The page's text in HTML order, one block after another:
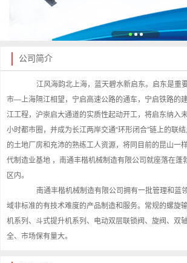
公司简介
江风海韵北上海，蓝天碧水新启东。启东是重
市—上海隔江相望，宁启高速公路的通车，宁启铁路的
江工程，沪崇启大通道的实质性起动开工，将启东纳入
小时都市圈，并成为长江两岸交通“环形闭合”链上的联
的土地厂房和充沛的熟练工人资源，将同目前的昆山一
代制造业基地 ，南通丰楷机械制造有限公司就座落在蓬
区内。
南通丰楷机械制造有限公司拥有一批管理和蓝
域非标准的有技术难度的产品制造和服务。常规的螺旋
机系列、斗式提升机系列、电动双层联锁阀、旋阀、双
全、市场保有量大。